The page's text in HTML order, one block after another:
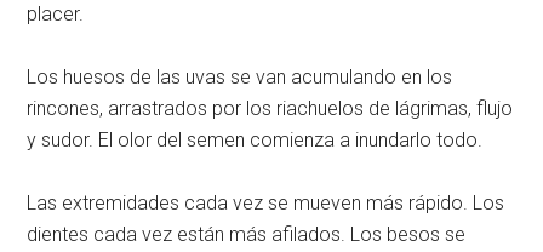
placer.
Los huesos de las uvas se van acumulando en los
rincones, arrastrados por los riachuelos de lágrimas, flujo
y sudor. El olor del semen comienza a inundarlo todo.
Las extremidades cada vez se mueven más rápido. Los
dientes cada vez están más afilados. Los besos se